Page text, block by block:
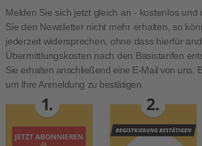
Melden Sie sich jetzt gleich an - kostenlos und
Sie den Newsletter nicht mehr erhalten, so
jederzeit widersprechen, ohne dass hierfür
Übermittlungskosten nach den Basistarifen
Sie erhalten anschließend eine E-Mail von uns.
um Ihre Anmeldung zu bestätigen.